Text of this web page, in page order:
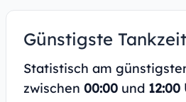
Günstigste
Statistisch am
zwischen 00:00 und 12:00